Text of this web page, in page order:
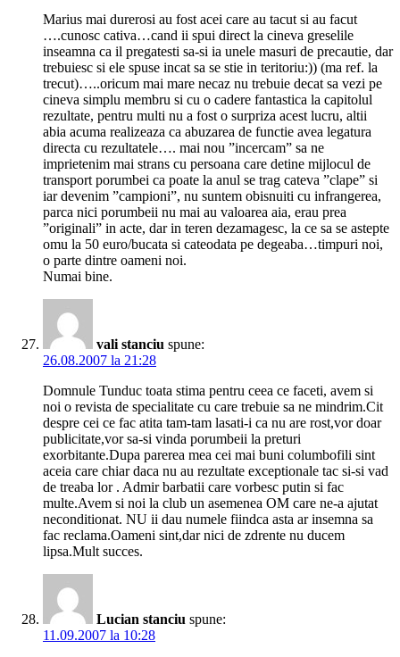
Marius mai durerosi au fost acei care au tacut si au facut
….cunosc cativa…cand ii spui direct la cineva greselile
inseamna ca il pregatesti sa-si ia unele masuri de precautie, dar
trebuiesc si ele spuse incat sa se stie in teritoriu:)) (ma ref. la
trecut)…..oricum mai mare necaz nu trebuie decat sa vezi pe
cineva simplu membru si cu o cadere fantastica la capitolul
rezultate, pentru multi nu a fost o surpriza acest lucru, altii
abia acuma realizeaza ca abuzarea de functie avea legatura
directa cu rezultatele…. mai nou ”incercam” sa ne
imprietenim mai strans cu persoana care detine mijlocul de
transport porumbei ca poate la anul se trag cateva ”clape” si
iar devenim ”campioni”, nu suntem obisnuiti cu infrangerea,
parca nici porumbeii nu mai au valoarea aia, erau prea
”originali” in acte, dar in teren dezamagesc, la ce sa se astepte
omu la 50 euro/bucata si cateodata pe degeaba…timpuri noi,
o parte dintre oameni noi.
Numai bine.
vali stanciu spune:
26.08.2007 la 21:28
Domnule Tunduc toata stima pentru ceea ce faceti, avem si
noi o revista de specialitate cu care trebuie sa ne mindrim.Cit
despre cei ce fac atita tam-tam lasati-i ca nu are rost,vor doar
publicitate,vor sa-si vinda porumbeii la preturi
exorbitante.Dupa parerea mea cei mai buni columbofili sint
aceia care chiar daca nu au rezultate exceptionale tac si-si vad
de treaba lor . Admir barbatii care vorbesc putin si fac
multe.Avem si noi la club un asemenea OM care ne-a ajutat
neconditionat. NU ii dau numele fiindca asta ar insemna sa
fac reclama.Oameni sint,dar nici de zdrente nu ducem
lipsa.Mult succes.
Lucian stanciu spune:
11.09.2007 la 10:28